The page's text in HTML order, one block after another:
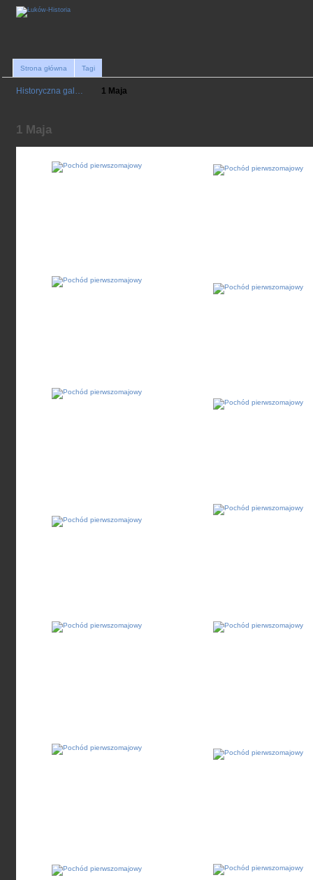
Strona główna Tagi
Historyczna gal… 1 Maja
1 Maja